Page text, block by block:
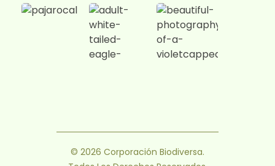
© 2026 Corporación Biodiversa.